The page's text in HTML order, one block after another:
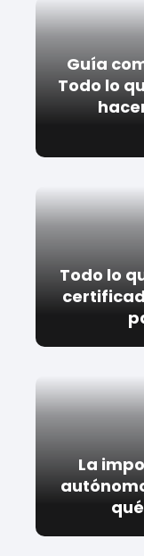
Guía
Todo lo
Todo lo
La